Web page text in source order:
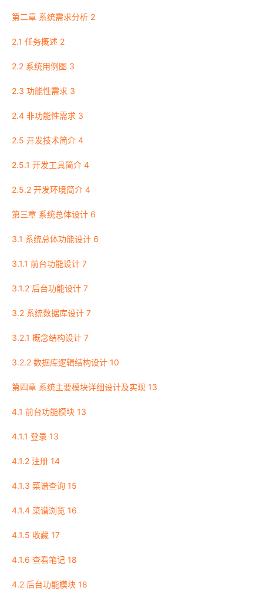
第二章 系统需求分析 2
2.1 任务概述 2
2.2 系统用例图 3
2.3 功能性需求 3
2.4 非功能性需求 3
2.5 开发技术简介 4
2.5.1 开发工具简介 4
2.5.2 开发环境简介 4
第三章 系统总体设计 6
3.1 系统总体功能设计 6
3.1.1 前台功能设计 7
3.1.2 后台功能设计 7
3.2 系统数据库设计 7
3.2.1 概念结构设计 7
3.2.2 数据库逻辑结构设计 10
第四章 系统主要模块详细设计及实现 13
4.1 前台功能模块 13
4.1.1 登录 13
4.1.2 注册 14
4.1.3 菜谱查询 15
4.1.4 菜谱浏览 16
4.1.5 收藏 17
4.1.6 查看笔记 18
4.2 后台功能模块 18